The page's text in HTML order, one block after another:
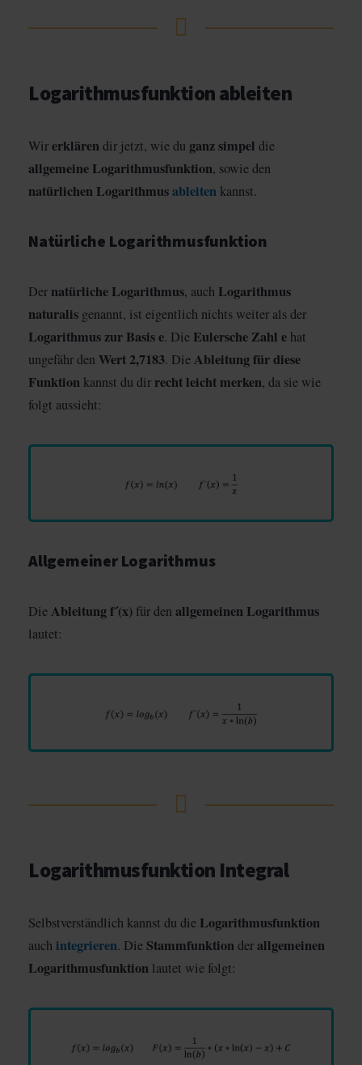
Logarithmusfunktion ableiten
Wirerklärendir jetzt, wie du ganz simpel die
allgemeine Logarithmusfunktion, sowie den
natürlichen Logarithmusableiten kannst.
Natürliche Logarithmusfunktion
Der natürliche Logarithmus, auch Logarithmus
naturalis genannt, ist eigentlich nichts weiter als der
Logarithmus zur Basis e. Die Eulersche Zahl e hat
ungefähr den Wert 2,7183. DieAbleitung für diese
Funktion kannst du dir recht leicht merken, da sie wie
folgt aussieht:
Allgemeiner Logarithmus
DieAbleitung f´(x) für den allgemeinen Logarithmus
lautet:
Logarithmusfunktion Integral
Selbstverständlich kannst du die Logarithmusfunktion
auch integrieren. Die Stammfunktionderallgemeinen
Logarithmusfunktion lautet wie folgt: